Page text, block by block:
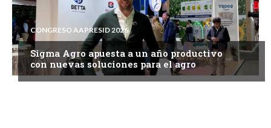
CONGRESO AAPRESID 2026
Sigma Agro apuesta a un año productivo
con nuevas soluciones para el agro